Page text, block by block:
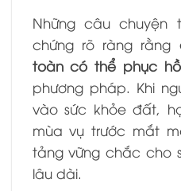
Những câu
chứng rõ ràng rằng
toàn có thể phục
phương pháp. Khi
vào sức khỏe đất,
mùa vụ trước mắt
tảng vững chắc cho
lâu dài.